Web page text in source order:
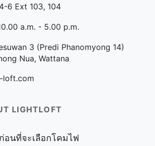
6 Ext 103, 104
a.m. - 5.00 p.m.
3 (Predi Phanomyong 14)
Nua, Wattana
loft.com
LIGHTLOFT
นที่จะเลือกโคมไฟ